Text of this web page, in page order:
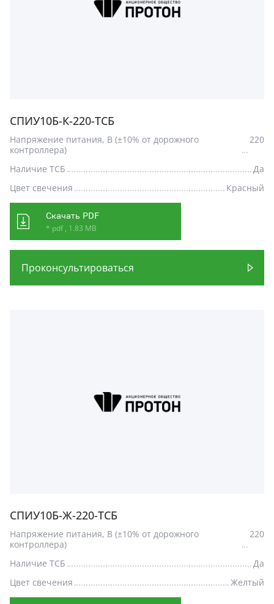
СПИУ10Б-К-220-ТСБ
Напряжение питания, В (±10% от дорожного
контроллера)
220
Наличие ТСБ
Да
Цвет свечения
Красный
Скачать PDF
* pdf , 1.83 MB
Проконсультироваться
СПИУ10Б-Ж-220-ТСБ
Напряжение питания, В (±10% от дорожного
контроллера)
220
Наличие ТСБ
Да
Цвет свечения
Желтый